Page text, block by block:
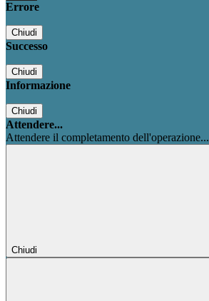
Errore
Chiudi
Successo
Chiudi
Informazione
Chiudi
Attendere...
Attendere il completamento dell'operazione...
Chiudi